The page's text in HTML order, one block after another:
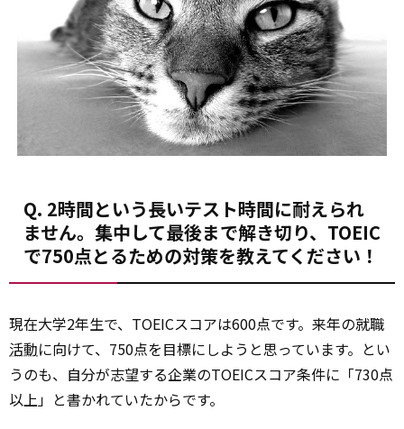
Q. 2時間という長いテスト時間に耐えられ
ません。集中して最後まで解き切り、TOEIC
で750点とるための対策を教えてください！
現在大学2年生で、TOEICスコアは600点です。来年の就職
活動に向けて、750点を目標にしようと思っています。とい
うのも、自分が志望する企業のTOEICスコア条件に「730点
以上」と書かれていたからです。